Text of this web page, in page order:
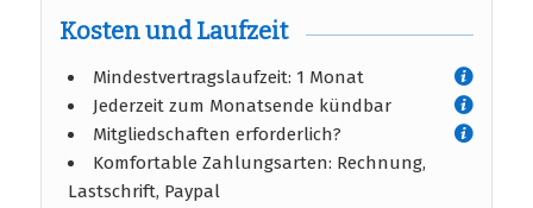
Kosten und Laufzeit
Mindestvertragslaufzeit: 1 Monat
Jederzeit zum Monatsende kündbar
Mitgliedschaften erforderlich?
Komfortable Zahlungsarten: Rechnung,
Lastschrift, Paypal